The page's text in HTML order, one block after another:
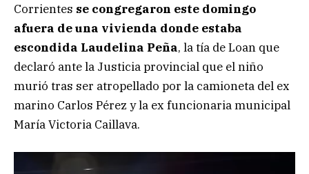
Corrientes se congregaron este domingo
afuera de una vivienda donde estaba
escondida Laudelina Peña, la tía de Loan que
declaró ante la Justicia provincial que el niño
murió tras ser atropellado por la camioneta del ex
marino Carlos Pérez y la ex funcionaria municipal
María Victoria Caillava.